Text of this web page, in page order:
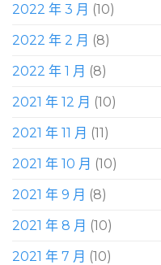
2022 年 3 月 (10)
2022 年 2 月 (8)
2022 年 1 月 (8)
2021 年 12 月 (10)
2021 年 11 月 (11)
2021 年 10 月 (10)
2021 年 9 月 (8)
2021 年 8 月 (10)
2021 年 7 月 (10)